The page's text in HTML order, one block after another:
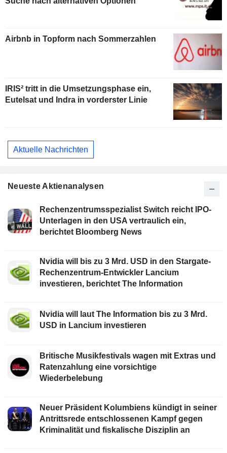
Airbnb in Topform nach Sommerzahlen
IRIS² tritt in die Umsetzungsphase ein,
Eutelsat und Indra in vorderster Linie
Aktuelle Nachrichten
Neueste Aktienanalysen
Rechenzentrumsspezialist Switch reicht IPO-
Unterlagen in den USA vertraulich ein,
berichtet Bloomberg News
Nvidia will bis zu 3 Mrd. USD in den Stargate-
Rechenzentrum-Entwickler Lancium
investieren, berichtet The Information
Nvidia will laut The Information bis zu 3 Mrd.
USD in Lancium investieren
Britische Musikfestivals wagen mit Extras und
Ratenzahlung eine vorsichtige
Wiederbelebung
Neuer Präsident Kolumbiens kündigt in seiner
Antrittsrede entschlossenen Kampf gegen
Kriminalität und fiskalische Disziplin an